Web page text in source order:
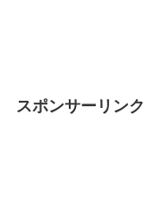
スポンサーリンク